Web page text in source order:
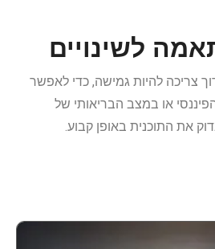
לשינויים
צריכה להיות גמישה, כדי לאפשר
או במצב הבריאותי של
את התוכנית באופן קבוע.